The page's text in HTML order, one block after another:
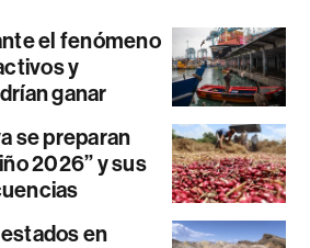
el fenómeno
y
ganar
se preparan
2026” y sus
en